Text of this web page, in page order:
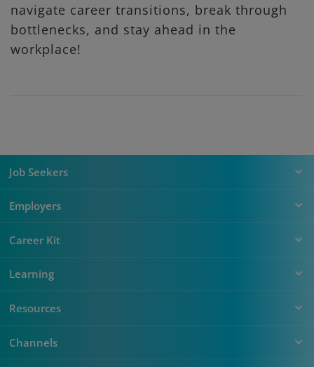
navigate career transitions, break through
bottlenecks, and stay ahead in the
workplace!
Job Seekers
Employers
Career Kit
Learning
Resources
Channels